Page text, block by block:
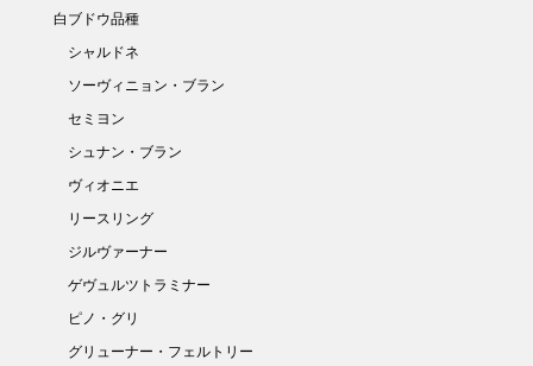
白ブドウ品種
シャルドネ
ソーヴィニョン・ブラン
セミヨン
シュナン・ブラン
ヴィオニエ
リースリング
ジルヴァーナー
ゲヴュルツトラミナー
ピノ・グリ
グリューナー・フェルトリー